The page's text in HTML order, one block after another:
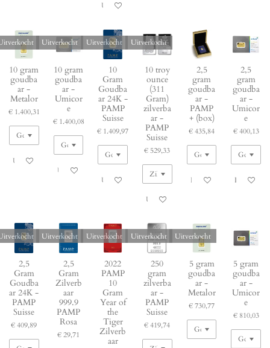
Uitverkocht
10 gram
goudba
ar -
Metalor
€ 1.400,31
Uitverkocht
Uitverkocht
10 gram
goudba
ar -
Umicor
e
€ 1.400,08
Uitverkocht
Uitverkocht
10
Gram
Goudba
ar 24K -
PAMP
Suisse
€ 1.409,97
Uitverkocht
Uitverkocht
10 troy
ounce
(311
Gram)
zilverba
ar -
PAMP
Suisse
€ 529,33
Uitverkocht
2,5
gram
goudba
ar -
PAMP
+ (box)
€ 435,84
In winkelwagen
2,5
gram
goudba
ar -
Umicor
e
€ 400,13
In
2,5
Gram
Goudba
ar 24K -
PAMP
Suisse
€ 409,89
Uitverkocht
2,5
Gram
Zilverb
aar
999.9
PAMP
Rosa
€ 29,71
Uitverkocht
2022
PAMP
10
Gram
Year of
the
Tiger
Zilverb
aar
Uitverkocht
250
gram
zilverba
ar -
PAMP
Suisse
€ 419,74
Uitverkocht
5 gram
goudba
ar -
Metalor
€ 730,77
5 gram
goudba
ar -
Umicor
e
€ 810,03